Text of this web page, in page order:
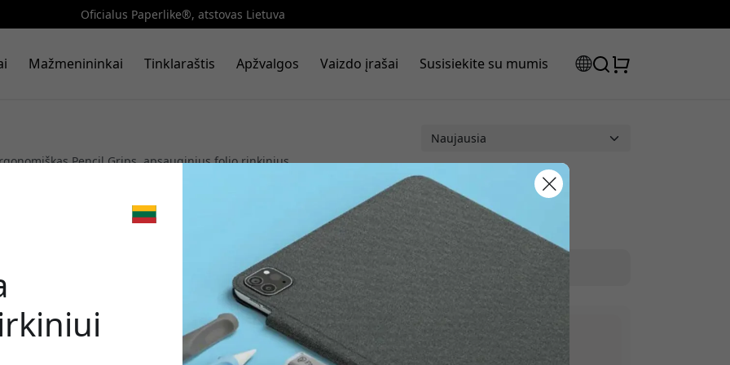
Oficialus Paperlike®, atstovas Lietuva
Mažmenininkai Tinklaraštis Apžvalgos Vaizdo įrašai Susisiekite su mumis
Pencil Grips, apsauginius folio rinkinius,
tikslumas, užtikrinantis apsaugą nuo
Pencil reakciją piešimui ir užrašams.
| iPad 10.2 Skirta Apple Pencil | Valymas
🎉 Jūsų nuolaidos kodas:
Norėdami gauti 8% nuolaidą, naudokite šį kodą